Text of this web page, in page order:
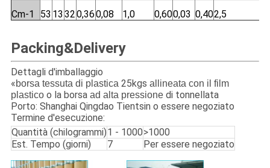
Cm-1
53 13 320,360,08 1,0 0,600,03 0,402,5
Packing&Delivery
Dettagli d'imballaggio
«borsa tessuta di plastica25kgs allineata con il film
plasticoo la borsa ad alta pressionedi tonnellata
Porto: Shanghai Qingdao Tientsin o essere negoziato
Termine d'esecuzione:
Quantità (chilogrammi)1 - 1000>1000
Est. Tempo (giorni)
7 Per essere negoziato